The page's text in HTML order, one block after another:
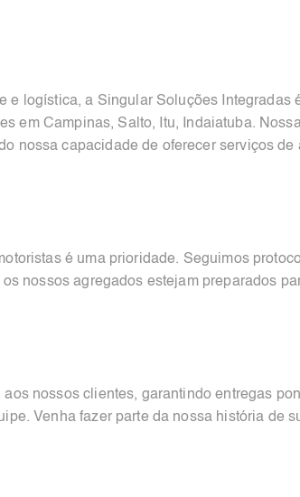
e logística, a Singular Soluções Integradas
em Campinas, Salto, Itu, Indaiatuba.
nossa capacidade de oferecer serviços de
é uma prioridade. Seguimos
nossos agregados estejam preparados
nossos clientes, garantindo entregas
Venha fazer parte da nossa história de